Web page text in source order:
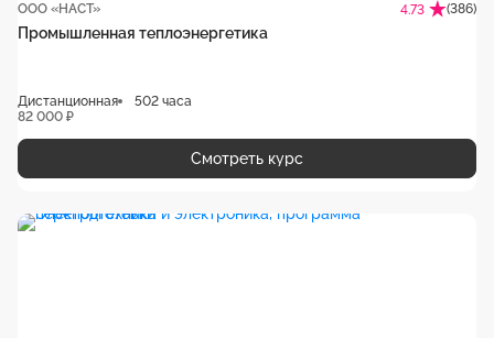
ООО «НАСТ» 4.73 (386)
Промышленная теплоэнергетика
Дистанционная
502 часа
82 000 ₽
Смотреть курс